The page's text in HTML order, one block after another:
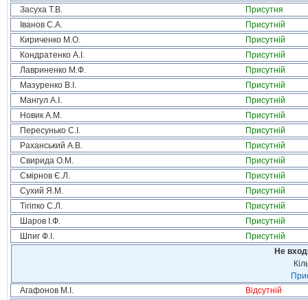
Засуха Т.В.
Присутня
Іванов С.А.
Присутній
Кириченко М.О.
Присутній
Кондратенко А.І.
Присутній
Лавриненко М.Ф.
Присутній
Мазуренко В.І.
Присутній
Мангул А.І.
Присутній
Новик А.М.
Присутній
Пересунько С.І.
Присутній
Раханський А.В.
Присутній
Свирида О.М.
Присутній
Смірнов Є.Л.
Присутній
Сухий Я.М.
Присутній
Тігіпко С.Л.
Присутній
Шаров І.Ф.
Присутній
Шпиг Ф.І.
Присутній
Не
Агафонов М.І.
Відсутній